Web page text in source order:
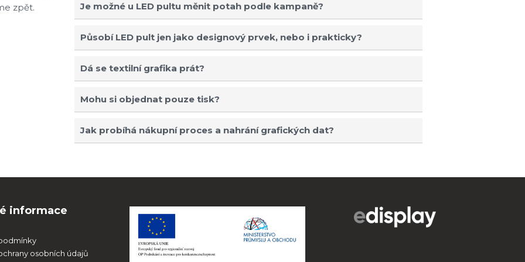
zpět.
Je možné u LED pultu měnit potah podle kampaně?
Působí LED pult jen jako designový prvek, nebo i prakticky?
Dá se textilní grafika prát?
Mohu si objednat pouze tisk?
Jak probíhá nákupní proces a nahrání grafických dat?
informace
osobních údajů